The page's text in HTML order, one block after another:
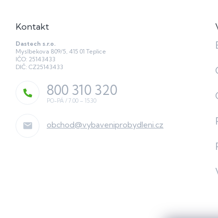
Kontakt
Dastech s.r.o.
Myslbekova 809/5, 415 01 Teplice
IČO: 25143433
DIČ: CZ25143433
obchod@vybaveniprobydleni.cz
800 310 320